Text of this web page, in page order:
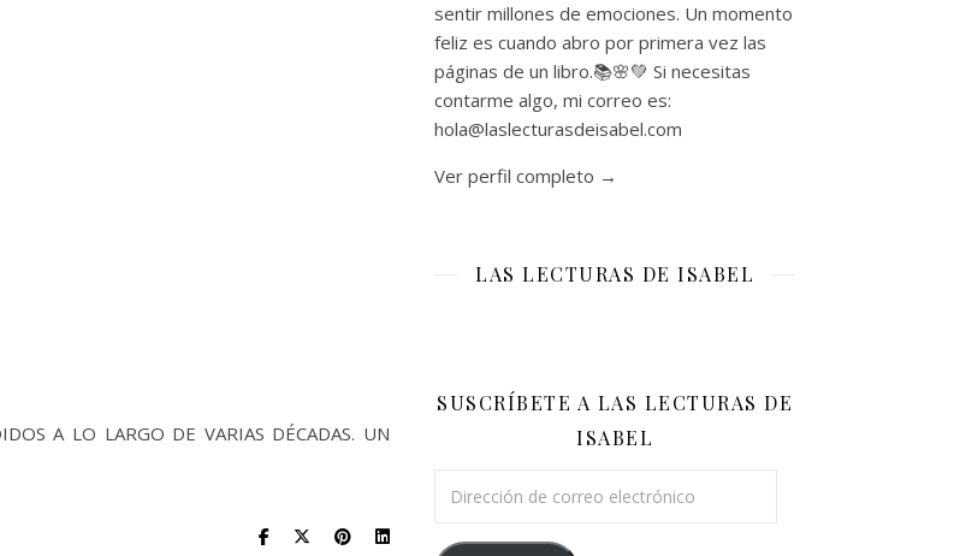
A LO LARGO DE VARIAS DÉCADAS. UN
sentir millones de emociones. Un momento
feliz es cuando abro por primera vez las
páginas de un libro.📚🌸💚 Si necesitas
contarme algo, mi correo es:
hola@laslecturasdeisabel.com
Ver perfil completo →
LAS LECTURAS DE ISABEL
SUSCRÍBETE A LAS LECTURAS DE
ISABEL